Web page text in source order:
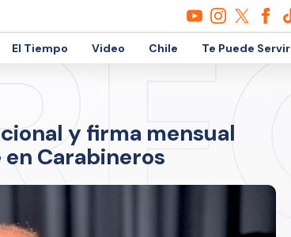
El Tiempo Video Chile Te Puede Servir
y firma mensual
Carabineros